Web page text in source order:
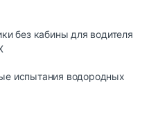
без кабины для водителя
испытания водородных